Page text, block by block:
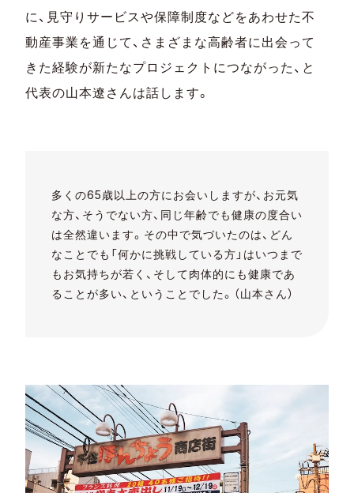
に、見守りサービスや保障制度などをあわせた不
動産事業を通じて、さまざまな高齢者に出会って
きた経験が新たなプロジェクトにつながった、と
代表の山本遼さんは話します。
多くの65歳以上の方にお会いしますが、お元気
な方、そうでない方、同じ年齢でも健康の度合い
は全然違います。その中で気づいたのは、どん
なことでも「何かに挑戦している方」はいつまで
もお気持ちが若く、そして肉体的にも健康であ
ることが多い、ということでした。（山本さん）